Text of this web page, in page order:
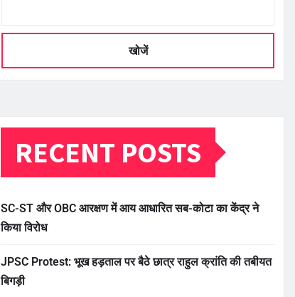
खोजें
RECENT POSTS
SC-ST और OBC आरक्षण में आय आधारित सब-कोटा का केंद्र ने
किया विरोध
JPSC Protest: भूख हड़ताल पर बैठे छात्र राहुल क्रांति की तबीयत
बिगड़ी